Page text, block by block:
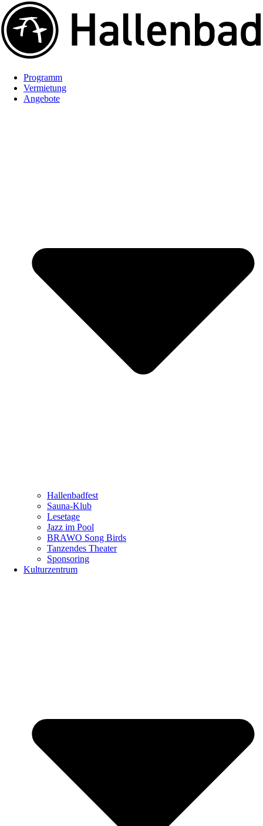
Programm
Vermietung
Angebote
Hallenbadfest
Sauna-Klub
Lesetage
Jazz im Pool
BRAWO Song Birds
Tanzendes Theater
Sponsoring
Kulturzentrum